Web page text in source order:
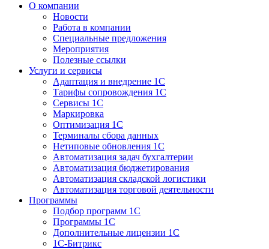
О компании
Новости
Работа в компании
Специальные предложения
Мероприятия
Полезные ссылки
Услуги и сервисы
Адаптация и внедрение 1С
Тарифы сопровождения 1С
Сервисы 1С
Маркировка
Оптимизация 1С
Терминалы сбора данных
Нетиповые обновления 1С
Автоматизация задач бухгалтерии
Автоматизация бюджетирования
Автоматизация складской логистики
Автоматизация торговой деятельности
Программы
Подбор программ 1С
Программы 1С
Дополнительные лицензии 1С
1С-Битрикс